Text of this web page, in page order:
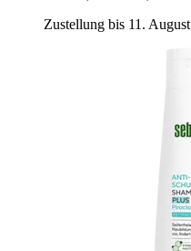
Zustellung bis 11. August